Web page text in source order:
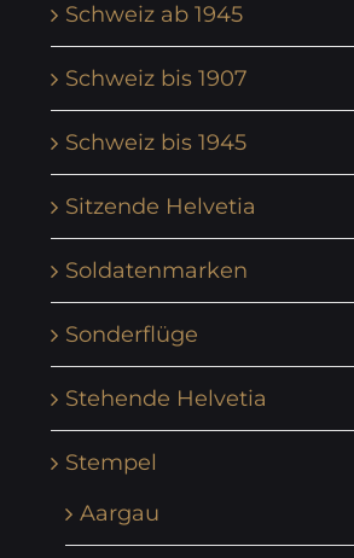
Schweiz ab 1945
Schweiz bis 1907
Schweiz bis 1945
Sitzende Helvetia
Soldatenmarken
Sonderflüge
Stehende Helvetia
Stempel
Aargau